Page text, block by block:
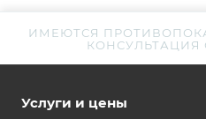
ИМЕЮТСЯ
КОНСУЛЬТАЦИЯ
Услуги и цены